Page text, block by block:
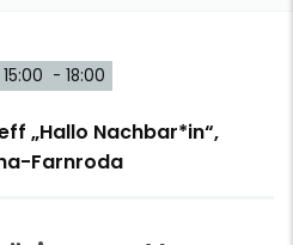
15:00 - 18:00
„Hallo Nachbar*in“,
Farnroda